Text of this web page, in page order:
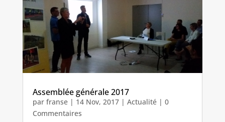
Assemblée générale 2017
par franse| 14 Nov, 2017| Actualité| 0
Commentaires